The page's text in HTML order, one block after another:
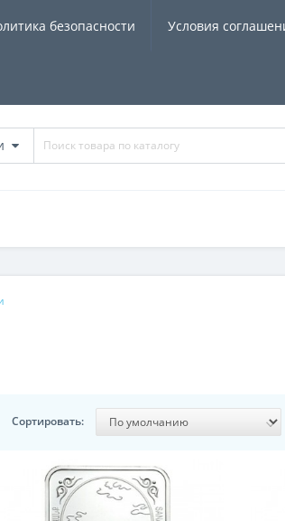
безопасности Условия
Сортировать: